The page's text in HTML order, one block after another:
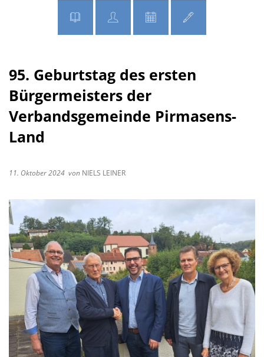
95. Geburtstag des ersten
Bürgermeisters der
Verbandsgemeinde Pirmasens-
Land
11. Oktober 2024 von NIELS LEINER